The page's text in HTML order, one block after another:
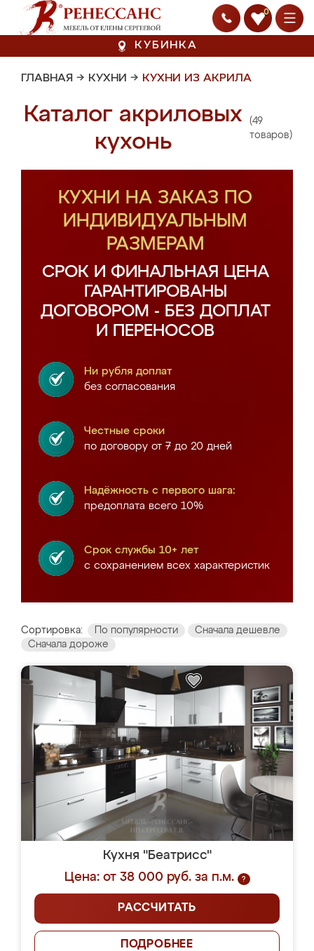
0
КУБИНКА
ГЛАВНАЯ → КУХНИ → КУХНИ ИЗ АКРИЛА
Каталог акриловых
кухонь
(49
товаров)
КУХНИ НА ЗАКАЗ ПО
ИНДИВИДУАЛЬНЫМ
РАЗМЕРАМ
СРОК И ФИНАЛЬНАЯ ЦЕНА
ГАРАНТИРОВАНЫ
ДОГОВОРОМ - БЕЗ ДОПЛАТ
И ПЕРЕНОСОВ
Ни рубля доплат
без согласования
Честные сроки
по договору от 7 до 20 дней
Надёжность с первого шага:
предоплата всего 10%
Срок службы 10+ лет
с сохранением всех характеристик
Сортировка: По популярности
Сначала дешевле
Сначала дороже
Кухня "Беатрисс"
Цена: от 38 000 руб. за п.м.
?
РАССЧИТАТЬ
ПОДРОБНЕЕ